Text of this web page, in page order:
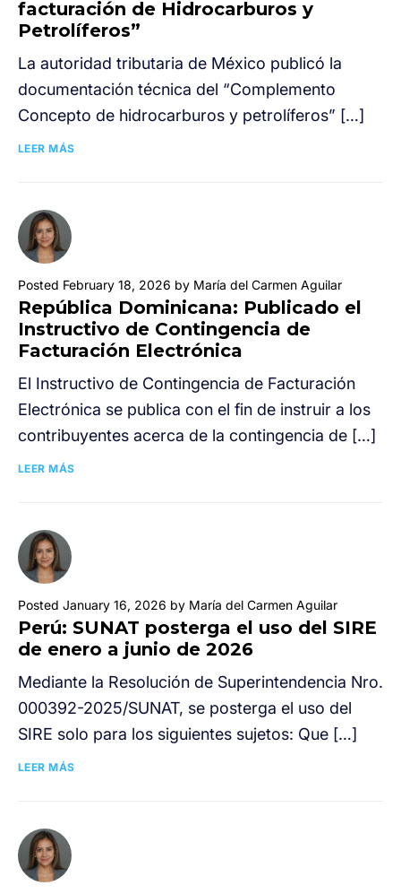
facturación de Hidrocarburos y
Petrolíferos”
La autoridad tributaria de México publicó la
documentación técnica del “Complemento
Concepto de hidrocarburos y petrolíferos” […]
LEER MÁS
Posted February 18, 2026 by María del Carmen Aguilar
República Dominicana: Publicado el
Instructivo de Contingencia de
Facturación Electrónica
El Instructivo de Contingencia de Facturación
Electrónica se publica con el fin de instruir a los
contribuyentes acerca de la contingencia de […]
LEER MÁS
Posted January 16, 2026 by María del Carmen Aguilar
Perú: SUNAT posterga el uso del SIRE
de enero a junio de 2026
Mediante la Resolución de Superintendencia Nro.
000392-2025/SUNAT, se posterga el uso del
SIRE solo para los siguientes sujetos: Que […]
LEER MÁS